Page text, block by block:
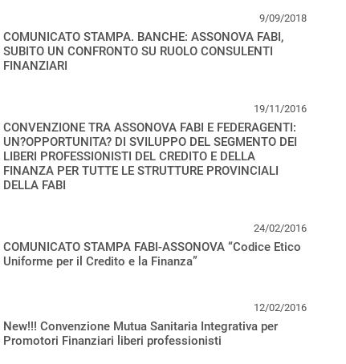
9/09/2018
COMUNICATO STAMPA. BANCHE: ASSONOVA FABI,
SUBITO UN CONFRONTO SU RUOLO CONSULENTI
FINANZIARI
19/11/2016
CONVENZIONE TRA ASSONOVA FABI E FEDERAGENTI:
UN?OPPORTUNITA? DI SVILUPPO DEL SEGMENTO DEI
LIBERI PROFESSIONISTI DEL CREDITO E DELLA
FINANZA PER TUTTE LE STRUTTURE PROVINCIALI
DELLA FABI
24/02/2016
COMUNICATO STAMPA FABI-ASSONOVA “Codice Etico
Uniforme per il Credito e la Finanza”
12/02/2016
New!!! Convenzione Mutua Sanitaria Integrativa per
Promotori Finanziari liberi professionisti